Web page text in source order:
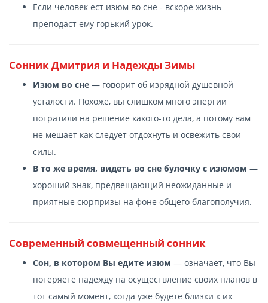
Если человек ест изюм во сне - вскоре жизнь
преподаст ему горький урок.
Сонник Дмитрия и Надежды Зимы
Изюм во сне — говорит об изрядной душевной
усталости. Похоже, вы слишком много энергии
потратили на решение какого-то дела, а потому вам
не мешает как следует отдохнуть и освежить свои
силы.
В то же время, видеть во сне булочку с изюмом —
хороший знак, предвещающий неожиданные и
приятные сюрпризы на фоне общего благополучия.
Современный cовмещенный сонник
Сон, в котором Вы едите изюм — означает, что Вы
потеряете надежду на осуществление своих планов в
тот самый момент, когда уже будете близки к их